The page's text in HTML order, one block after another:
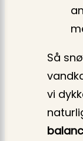
Så
vi